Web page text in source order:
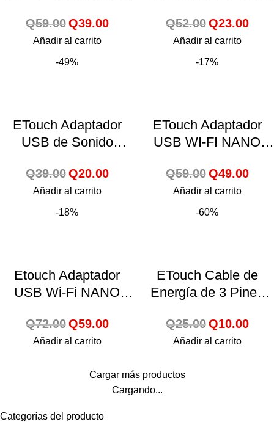
Categorías del producto
Q59.00 Q39.00
Añadir al carrito
Q52.00 Q23.00
Añadir al carrito
-49%
ETouch Adaptador
USB de Sonido
– 150425
Q39.00 Q20.00
Añadir al carrito
-17%
ETouch Adaptador
USB WI-FI NANO
Q59.00 Q49.00
Añadir al carrito
-18%
Etouch Adaptador
USB Wi-Fi NANO
Q72.00 Q59.00
Añadir al carrito
-60%
ETouch Cable de
Energía de 3 Pines
Q25.00 Q10.00
Añadir al carrito
Cargar más productos
Cargando...